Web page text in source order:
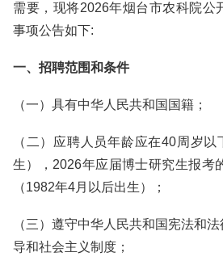
需要，现将2026年烟台市农科院公
事项公告如下:
一、招聘范围和条件
（一）具有中华人民共和国国籍；
（二）应聘人员年龄应在40周岁
生），2026年应届博士研究生报考
（1982年4月以后出生）；
（三）遵守中华人民共和国宪法和
导和社会主义制度；